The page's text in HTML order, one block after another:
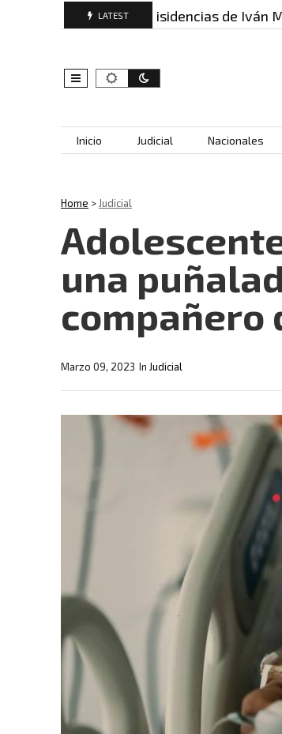
LATESTDisidencias de Iván
Skip to content
Inicio Judicial Nacionales
Home >Judicial
una
compañero
In Judicial
Marzo 09, 2023